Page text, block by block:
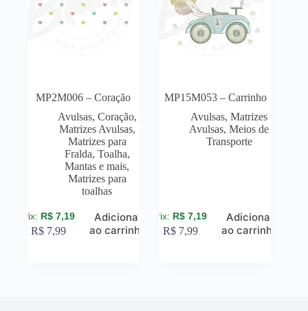
MP2M006 – Coração
Avulsas, Coração,
Matrizes Avulsas,
Matrizes para
Fralda, Toalha,
Mantas e mais,
Matrizes para
toalhas
R$ 7,19
R$ 7,99
Adicionar
ao carrinho
MP15M053 – Carrinho
Avulsas,Matrizes
Avulsas,Meios de
Transporte
R$ 7,19
R$ 7,99
Adicionar
ao carrinho